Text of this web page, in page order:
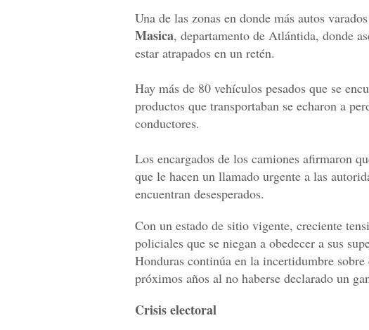
Una de las zonas en donde más autos
Masica, departamento de Atlántida, donde
estar atrapados en un retén.
Hay más de 80 vehículos pesados que se
productos que transportaban se echaron a
conductores.
Los encargados de los camiones afirmaron
que le hacen un llamado urgente a las
encuentran desesperados.
Con un estado de sitio vigente, creciente
policiales que se niegan a obedecer a sus
Honduras continúa en la incertidumbre
próximos años al no haberse declarado un
Crisis electoral